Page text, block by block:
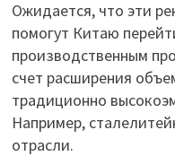
Ожидается, что эти
помогут Китаю
производственным
счет расширения
традиционно
Например,
отрасли.